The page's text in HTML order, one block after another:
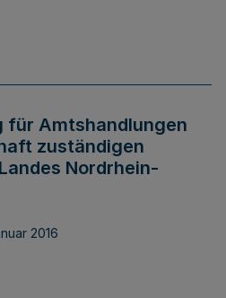
für Amtshandlungen
zuständigen
Nordrhein-
2016